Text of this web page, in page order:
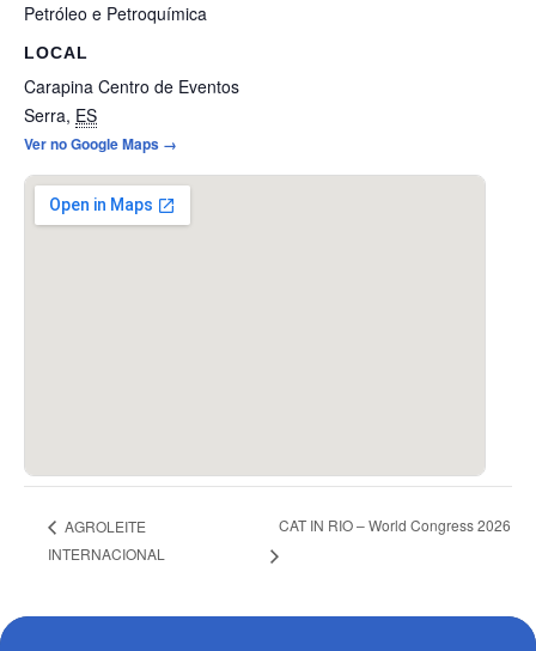
Petróleo e Petroquímica
LOCAL
Carapina Centro de Eventos
Serra, ES
Ver no Google Maps →
AGROLEITE
INTERNACIONAL
CAT IN RIO – World Congress 2026